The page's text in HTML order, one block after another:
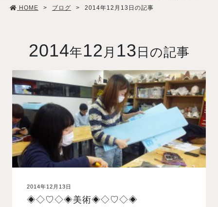
学生生活
就職・デビュー
入試案内
学校情報
オープンキャンパス
訪問者別メニュー
HOME > ブログ > 2014年12月13日の記事
2014年12 月 13 日の記事
2014年12月13日
◈◇♡◇◈美術◈◇♡◇◈